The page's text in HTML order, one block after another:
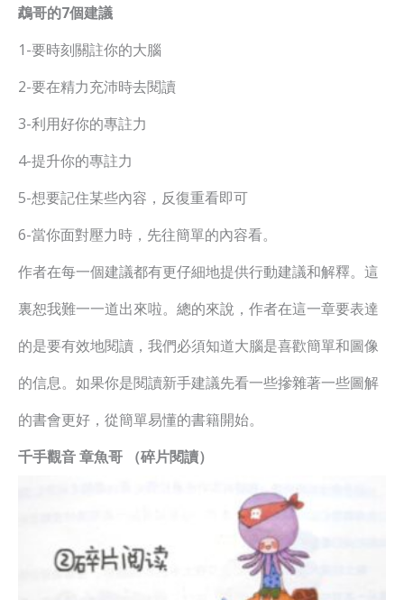
鵡哥的7個建議
1-要時刻關註你的大腦
2-要在精力充沛時去閱讀
3-利用好你的專註力
4-提升你的專註力
5-想要記住某些內容，反復重看即可
6-當你面對壓力時，先往簡單的內容看。
作者在每一個建議都有更仔細地提供行動建議和解釋。這
裏恕我難一一道出來啦。總的來說，作者在這一章要表達
的是要有效地閱讀，我們必須知道大腦是喜歡簡單和圖像
的信息。如果你是閱讀新手建議先看一些摻雜著一些圖解
的書會更好，從簡單易懂的書籍開始。
千手觀音 章魚哥 （碎片閱讀）